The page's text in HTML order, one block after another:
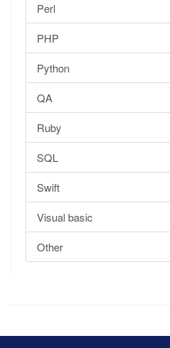
Perl
PHP
Python
QA
Ruby
SQL
Swift
Visual basic
Other